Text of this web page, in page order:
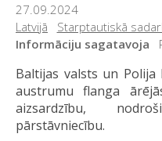
27.09.2024
Latvijā
Starptautiskā
Informāciju sagatavoja
Baltijas valsts un
austrumu flanga
aizsardzību,
pārstāvniecību.